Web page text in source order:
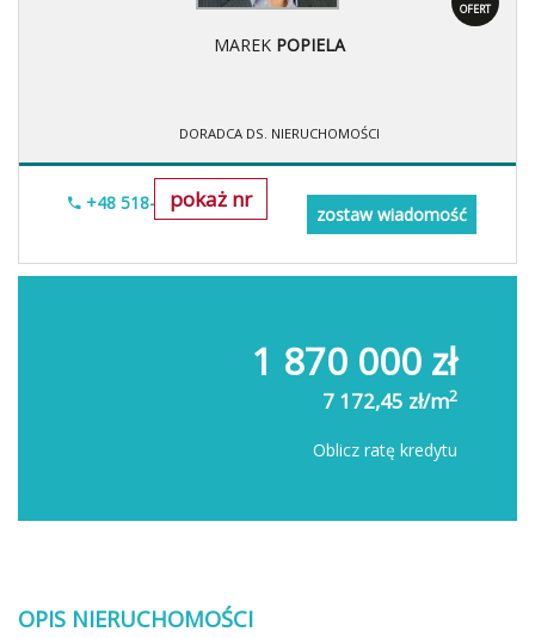
OFERT
MAREK POPIELA
DORADCA DS. NIERUCHOMOŚCI
pokaż nr
+48 518-967-677
zostaw wiadomość
1 870 000 zł
7 172,45 zł/m2
Oblicz ratę kredytu
OPIS NIERUCHOMOŚCI